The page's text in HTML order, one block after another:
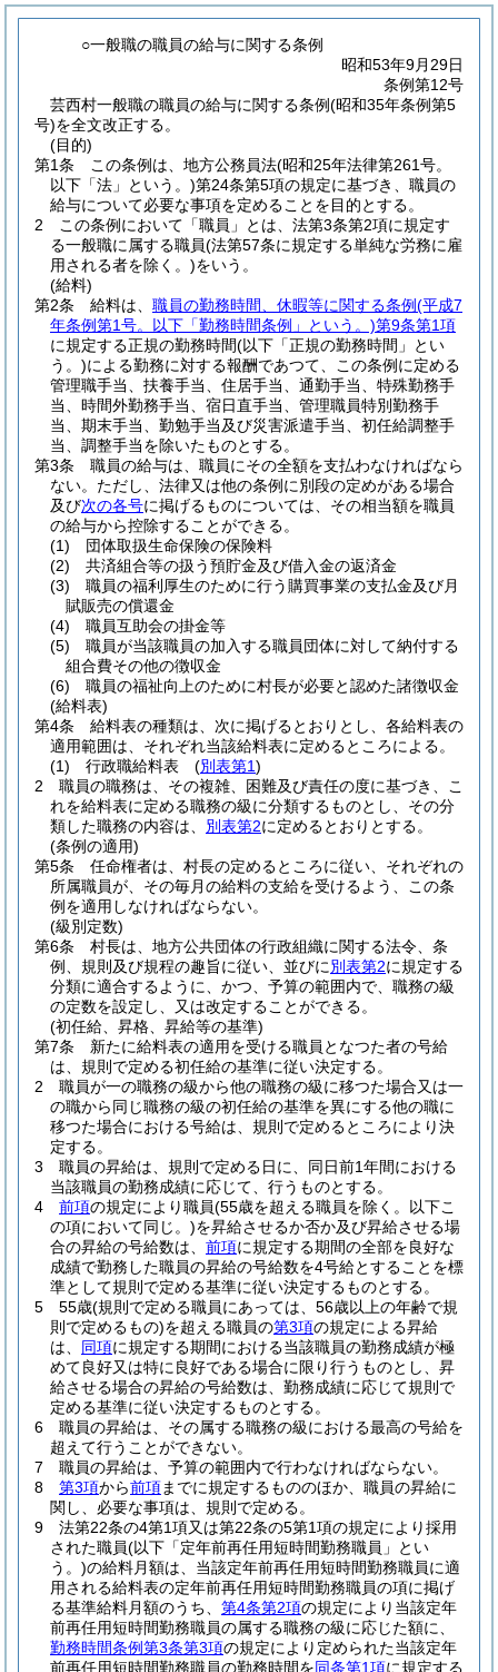
○一般職の職員の給与に関する条例
昭和53年9月29日
条例第12号
芸西村一般職の職員の給与に関する条例(昭和35年条例第5
号)を全文改正する。
(目的)
第1条
この条例は、地方公務員法(昭和25年法律第261号。
以下「法」という。)第24条第5項の規定に基づき、職員の
給与について必要な事項を定めることを目的とする。
2
この条例において「職員」とは、法第3条第2項に規定す
る一般職に属する職員(法第57条に規定する単純な労務に雇
用される者を除く。)をいう。
(給料)
第2条
給料は、 職員の勤務時間、休暇等に関する条例(平成7
年条例第1号。以下「勤務時間条例」という。)第9条第1項
に規定する正規の勤務時間(以下「正規の勤務時間」とい
う。)による勤務に対する報酬であつて、この条例に定める
管理職手当、扶養手当、住居手当、通勤手当、特殊勤務手
当、時間外勤務手当、宿日直手当、管理職員特別勤務手
当、期末手当、勤勉手当及び災害派遣手当、初任給調整手
当、調整手当を除いたものとする。
第3条
職員の給与は、職員にその全額を支払わなければなら
ない。 ただし、法律又は他の条例に別段の定めがある場合
及び次の各号に掲げるものについては、その相当額を職員
の給与から控除することができる。
(1)
団体取扱生命保険の保険料
(2)
共済組合等の扱う預貯金及び借入金の返済金
(3)
職員の福利厚生のために行う購買事業の支払金及び月
賦販売の償還金
(4)
職員互助会の掛金等
(5)
職員が当該職員の加入する職員団体に対して納付する
組合費その他の徴収金
(6)
職員の福祉向上のために村長が必要と認めた諸徴収金
(給料表)
第4条
給料表の種類は、次に掲げるとおりとし、各給料表の
適用範囲は、それぞれ当該給料表に定めるところによる。
(1)
行政職給料表 (別表第1)
2
職員の職務は、その複雑、困難及び責任の度に基づき、こ
れを給料表に定める職務の級に分類するものとし、その分
類した職務の内容は、 別表第2に定めるとおりとする。
(条例の適用)
第5条
任命権者は、村長の定めるところに従い、それぞれの
所属職員が、その毎月の給料の支給を受けるよう、この条
例を適用しなければならない。
(級別定数)
第6条
村長は、地方公共団体の行政組織に関する法令、条
例、規則及び規程の趣旨に従い、並びに別表第2に規定する
分類に適合するように、かつ、予算の範囲内で、職務の級
の定数を設定し、又は改定することができる。
(初任給、昇格、昇給等の基準)
第7条
新たに給料表の適用を受ける職員となつた者の号給
は、規則で定める初任給の基準に従い決定する。
2
職員が一の職務の級から他の職務の級に移つた場合又は一
の職から同じ職務の級の初任給の基準を異にする他の職に
移つた場合における号給は、規則で定めるところにより決
定する。
3
職員の昇給は、規則で定める日に、同日前1年間における
当該職員の勤務成績に応じて、行うものとする。
4
前項の規定により職員(55歳を超える職員を除く。以下こ
の項において同じ。)を昇給させるか否か及び昇給させる場
合の昇給の号給数は、 前項に規定する期間の全部を良好な
成績で勤務した職員の昇給の号給数を4号給とすることを標
準として規則で定める基準に従い決定するものとする。
5
55歳(規則で定める職員にあっては、56歳以上の年齢で規
則で定めるもの)を超える職員の第3項の規定による昇給
は、 同項に規定する期間における当該職員の勤務成績が極
めて良好又は特に良好である場合に限り行うものとし、昇
給させる場合の昇給の号給数は、勤務成績に応じて規則で
定める基準に従い決定するものとする。
6
職員の昇給は、その属する職務の級における最高の号給を
超えて行うことができない。
7
職員の昇給は、予算の範囲内で行わなければならない。
8
第3項から前項までに規定するもののほか、職員の昇給に
関し、必要な事項は、規則で定める。
9
法第22条の4第1項又は第22条の5第1項の規定により採用
された職員(以下「定年前再任用短時間勤務職員」とい
う。)の給料月額は、当該定年前再任用短時間勤務職員に適
用される給料表の定年前再任用短時間勤務職員の項に掲げ
る基準給料月額のうち、 第4条第2項の規定により当該定年
前再任用短時間勤務職員の属する職務の級に応じた額に、
勤務時間条例第3条第3項の規定により定められた当該定年
前再任用短時間勤務職員の勤務時間を同条第1項に規定する